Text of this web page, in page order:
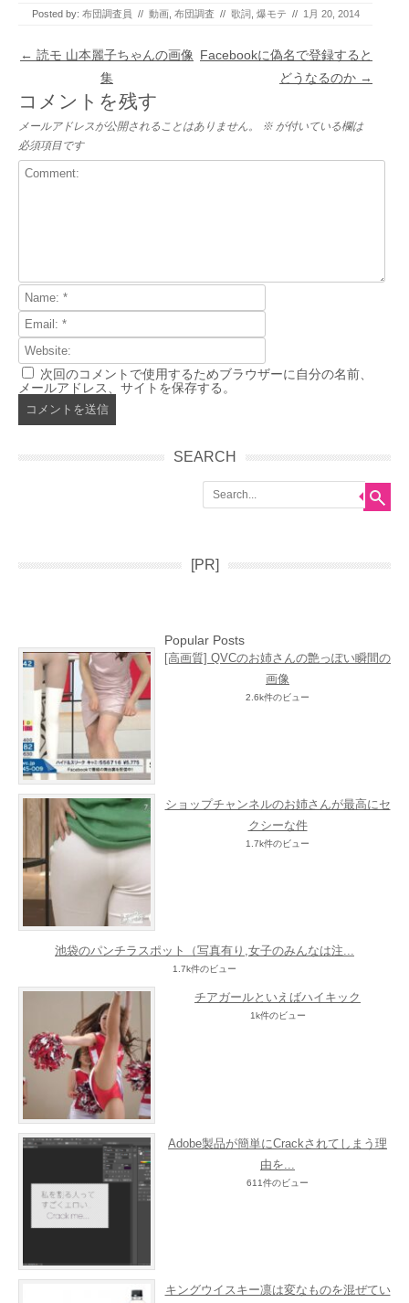
Posted by: 布団調査員 // 動画, 布団調査 // 歌詞 爆モテ // 1月 20, 2014
Post navigation
← 読モ 山本麗子ちゃんの画像
集
Facebookに偽名で登録すると
どうなるのか →
コメントを残す
メールアドレスが公開されることはありません。 ※ が付いている欄は
必須項目です
次回のコメントで使用するためブラウザーに自分の名前、
メールアドレス、サイトを保存する。
SEARCH
Search
[PR]
Popular Posts
[高画質] QVCのお姉さんの艶っぽい瞬間の
画像
2.6k件のビュー
ショップチャンネルのお姉さんが最高にセ
クシーな件
1.7k件のビュー
池袋のパンチラスポット（写真有り,女子のみんなは注...
1.7k件のビュー
チアガールといえばハイキック
1k件のビュー
Adobe製品が簡単にCrackされてしまう理
由を...
611件のビュー
キングウイスキー凛は変なものを混ぜてい